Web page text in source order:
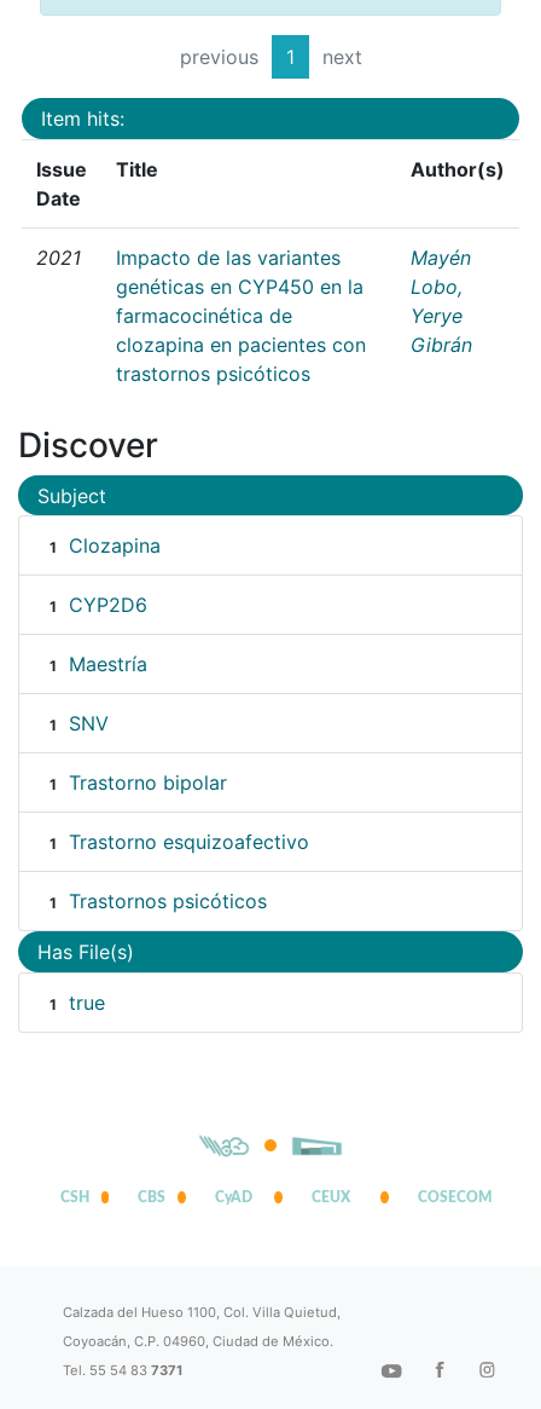
previous 1 next
Item hits:
Issue
Date
Title Author(s)
2021
Impacto de las variantes
genéticas en CYP450 en la
farmacocinética de
clozapina en pacientes con
trastornos psicóticos
Mayén
Lobo,
Yerye
Gibrán
Discover
Subject
1 Clozapina
1 CYP2D6
1 Maestría
1 SNV
1 Trastorno bipolar
1 Trastorno esquizoafectivo
1 Trastornos psicóticos
Has File(s)
1 true
CSH CBS CyAD CEUX COSECOM
Calzada del Hueso 1100, Col. Villa Quietud,
Coyoacán, C.P. 04960, Ciudad de México.
Tel. 55 54 837371